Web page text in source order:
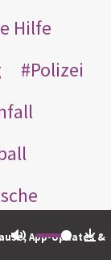
App-Updates &
Hilfe
Polizei